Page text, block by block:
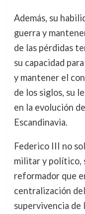
Además, su
guerra y
de las pérdidas
su capacidad
y mantener el
de los siglos, su
en la evolución
Escandinavia.
Federico III no
militar y político,
reformador que
centralización
supervivencia de